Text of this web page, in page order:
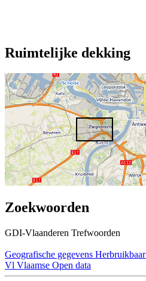
Ruimtelijke dekking
Zoekwoorden
GDI-Vlaanderen Trefwoorden
Geografische gegevens Herbruikbaar
Vl Vlaamse Open data